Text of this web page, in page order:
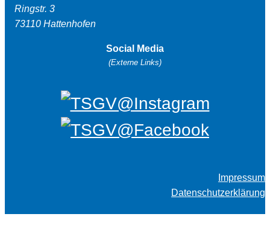
Ringstr. 3
73110 Hattenhofen
Social Media
(Externe Links)
Impressum
Datenschutzerklärung